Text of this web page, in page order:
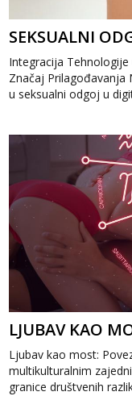
Integracija
Značaj
u seksualni odgoj u
Ljubav kao most:
multikulturalnim
granice društvenih